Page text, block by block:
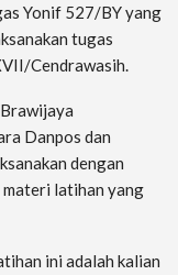
Yonif 527/BY yang
tugas
Cendrawasih.
Danpos dan
dengan
materi latihan yang
ini adalah kalian